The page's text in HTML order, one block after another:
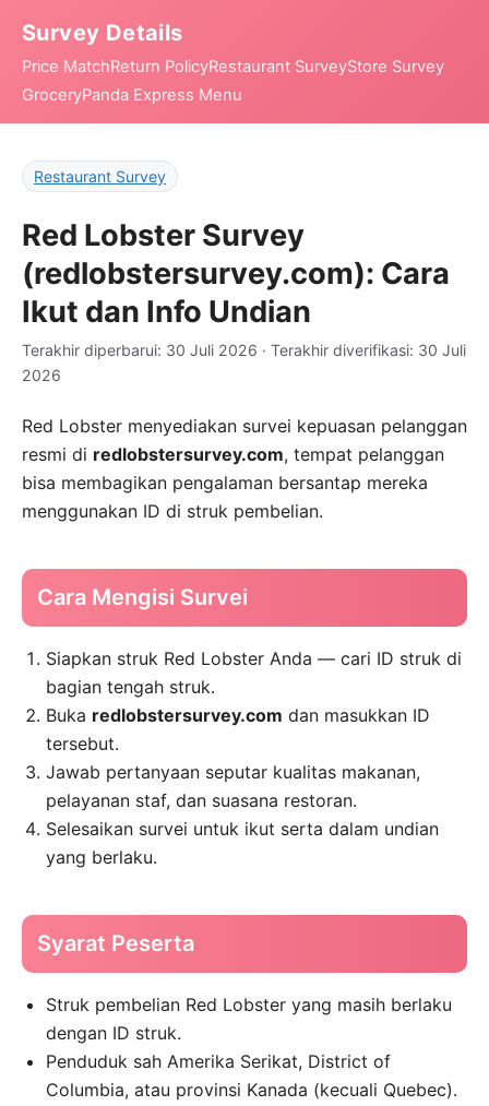
Survey Details
Price MatchReturn PolicyRestaurant SurveyStore Survey
GroceryPanda Express Menu
Restaurant Survey
Red Lobster Survey
(redlobstersurvey.com): Cara
Ikut dan Info Undian
Terakhir diperbarui: 30 Juli 2026 · Terakhir diverifikasi: 30 Juli
2026
Red Lobster menyediakan survei kepuasan pelanggan
resmi di redlobstersurvey.com, tempat pelanggan
bisa membagikan pengalaman bersantap mereka
menggunakan ID di struk pembelian.
Cara Mengisi Survei
Siapkan struk Red Lobster Anda — cari ID struk di
bagian tengah struk.
Buka redlobstersurvey.com dan masukkan ID
tersebut.
Jawab pertanyaan seputar kualitas makanan,
pelayanan staf, dan suasana restoran.
Selesaikan survei untuk ikut serta dalam undian
yang berlaku.
Syarat Peserta
Struk pembelian Red Lobster yang masih berlaku
dengan ID struk.
Penduduk sah Amerika Serikat, District of
Columbia, atau provinsi Kanada (kecuali Quebec).